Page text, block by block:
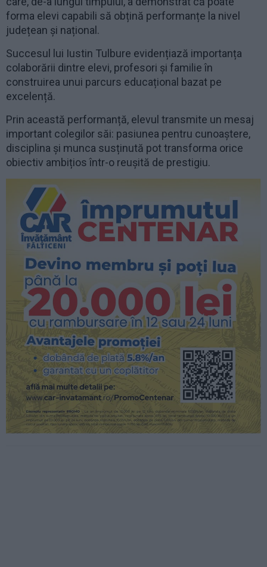
forma elevi capabili să obțină performanțe la nivel
județean și național.
Succesul lui Iustin Tulbure evidențiază importanța
colaborării dintre elevi, profesori și familie în
construirea unui parcurs educațional bazat pe
excelență.
Prin această performanță, elevul transmite un mesaj
important colegilor săi: pasiunea pentru cunoaștere,
disciplina și munca susținută pot transforma orice
obiectiv ambițios într-o reușită de prestigiu.